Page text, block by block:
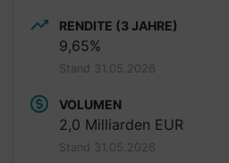
Anlageprodukt
von Mochovce.
RENDITE (3 JAHRE)
9,65%
Stand 31.05.2026
VOLUMEN
2,0 Milliarden EUR
Stand 31.05.2026